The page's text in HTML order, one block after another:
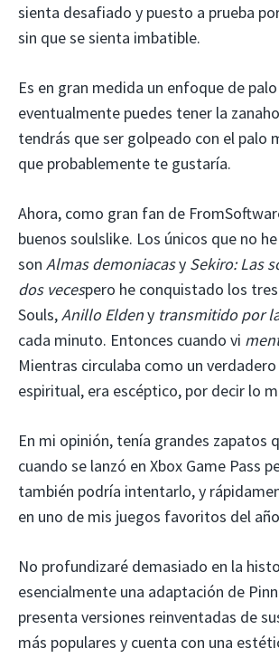
sienta desafiado y puesto a prueba
sin que se sienta imbatible.
Es en gran medida un enfoque de
eventualmente puedes tener la
tendrás que ser golpeado con el palo
que probablemente te gustaría.
Ahora, como gran fan de
buenos soulslike. Los únicos que no
son Almas demoniacasy Sekiro: Las
dos vecespero he conquistado los
Souls,Anillo Eldeny transmitido por
cada minuto. Entonces cuando vi
Mientras circulaba como un
espiritual, era escéptico, por decir lo
En mi opinión, tenía grandes zapatos
cuando se lanzó en Xbox Game Pass
también podría intentarlo, y
en uno de mis juegos favoritos del
No profundizaré demasiado en la
esencialmente una adaptación de
presenta versiones reinventadas de
más populares y cuenta con una